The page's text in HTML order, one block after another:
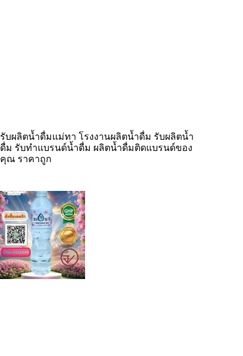
รับผลิตน้ำดื่มแม่ทา โรงงานผลิตน้ำดื่ม รับผลิตน้ำ
ดื่ม รับทำแบรนด์น้ำดื่ม ผลิตน้ำดื่มติดแบรนด์ของ
คุณ ราคาถูก